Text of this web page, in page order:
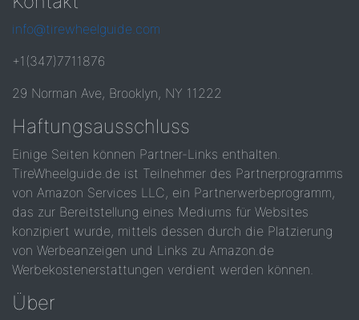
info@tirewheelguide.com
+1(347)7711876
29 Norman Ave, Brooklyn, NY 11222
Haftungsausschluss
Einige Seiten können Partner-Links enthalten.
TireWheelguide.de ist Teilnehmer des Partnerprogramms
von Amazon Services LLC, ein Partnerwerbeprogramm,
das zur Bereitstellung eines Mediums für Websites
konzipiert wurde, mittels dessen durch die Platzierung
von Werbeanzeigen und Links zu Amazon.de
Werbekostenerstattungen verdient werden können.
Über